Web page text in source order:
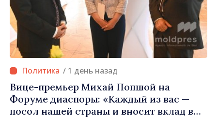
/ 1 день назад
Вице-премьер Михай Попшой на
Форуме диаспоры: «Каждый из вас —
посол нашей страны и вносит вклад в